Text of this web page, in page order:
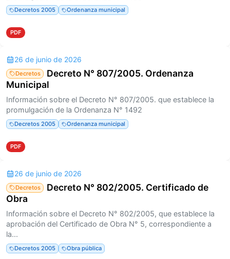
Decretos 2005 Ordenanza municipal
PDF
26 de junio de 2026
Decretos
Decreto N° 807/2005. Ordenanza
Municipal
Información sobre el Decreto N° 807/2005. que establece la
promulgación de la Ordenanza N° 1492
Decretos 2005 Ordenanza municipal
PDF
26 de junio de 2026
Decretos
Decreto N° 802/2005. Certificado de
Obra
Información sobre el Decreto N° 802/2005, que establece la
aprobación del Certificado de Obra N° 5, correspondiente a
la...
Decretos 2005 Obra pública